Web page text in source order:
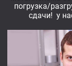
погрузка/
сдачи! у